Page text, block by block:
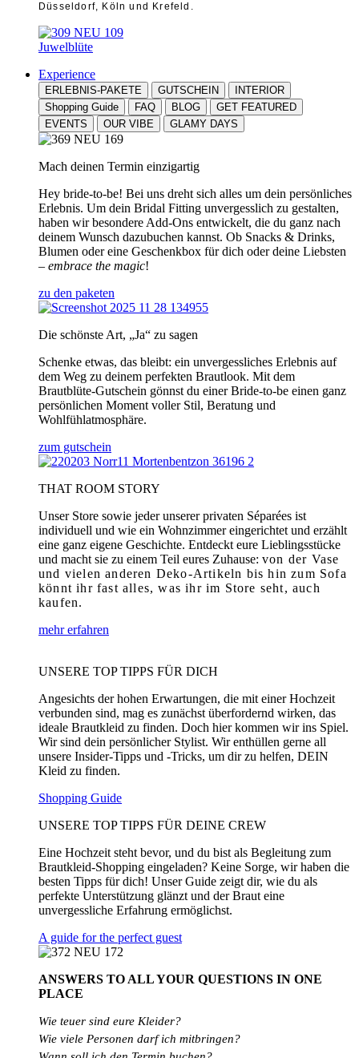
Düsseldorf, Köln und Krefeld.
Juwelblüte
Experience
ERLEBNIS-PAKETE GUTSCHEIN
INTERIOR
Shopping Guide
FAQ BLOG
GET FEATURED
EVENTS
OUR VIBE GLAMY DAYS
Mach deinen Termin einzigartig
Hey bride-to-be! Bei uns dreht sich alles um dein persönliches
Erlebnis. Um dein Bridal Fitting unvergesslich zu gestalten,
haben wir besondere Add-Ons entwickelt, die du ganz nach
deinem Wunsch dazubuchen kannst. Ob Snacks & Drinks,
Blumen oder eine Geschenkbox für dich oder deine Liebsten
– embrace the magic!
zu den paketen
Die schönste Art, „Ja“ zu sagen
Schenke etwas, das bleibt: ein unvergessliches Erlebnis auf
dem Weg zu deinem perfekten Brautlook. Mit dem
Brautblüte-Gutschein gönnst du einer Bride-to-be einen ganz
persönlichen Moment voller Stil, Beratung und
Wohlfühlatmosphäre.
zum gutschein
THAT ROOM STORY
Unser Store sowie jeder unserer privaten Séparées ist
individuell und wie ein Wohnzimmer eingerichtet und erzählt
eine ganz eigene Geschichte. Entdeckt eure Lieblingsstücke
und macht sie zu einem Teil eures Zuhause: von der Vase
und vielen anderen Deko-Artikeln bis hin zum Sofa
könnt ihr fast alles, was ihr im Store seht, auch
kaufen.
mehr erfahren
UNSERE TOP TIPPS FÜR DICH
Angesichts der hohen Erwartungen, die mit einer Hochzeit
verbunden sind, mag es zunächst überfordernd wirken, das
ideale Brautkleid zu finden. Doch hier kommen wir ins Spiel.
Wir sind dein persönlicher Stylist. Wir enthüllen gerne all
unsere Insider-Tipps und -Tricks, um dir zu helfen, DEIN
Kleid zu finden.
Shopping Guide
UNSERE TOP TIPPS FÜR DEINE CREW
Eine Hochzeit steht bevor, und du bist als Begleitung zum
Brautkleid-Shopping eingeladen? Keine Sorge, wir haben die
besten Tipps für dich! Unser Guide zeigt dir, wie du als
perfekte Unterstützung glänzt und der Braut eine
unvergessliche Erfahrung ermöglichst.
A guide for the perfect guest
ANSWERS TO ALLYOUR QUESTIONS IN ONE
PLACE
Wie teuer sind eure Kleider?
Wie viele Personen darf ich mitbringen?